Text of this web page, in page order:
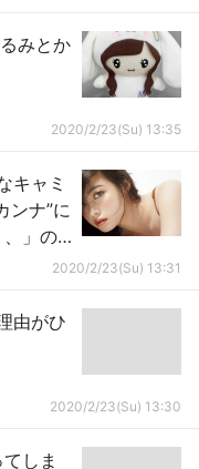
みとか
2020/2/23(Su) 13:35
キャミ
ンナ”に
、」の
2020/2/23(Su) 13:31
由がひ
2020/2/23(Su) 13:30
しま